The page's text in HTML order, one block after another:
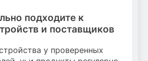
подходите к
и поставщиков
у проверенных